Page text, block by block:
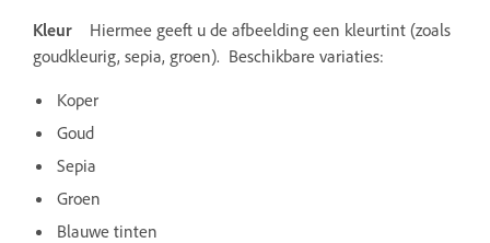
Kleur
Hiermee geeft u de afbeelding een kleurtint (zoals
goudkleurig, sepia, groen). Beschikbare variaties:
Koper
Goud
Sepia
Groen
Blauwe tinten